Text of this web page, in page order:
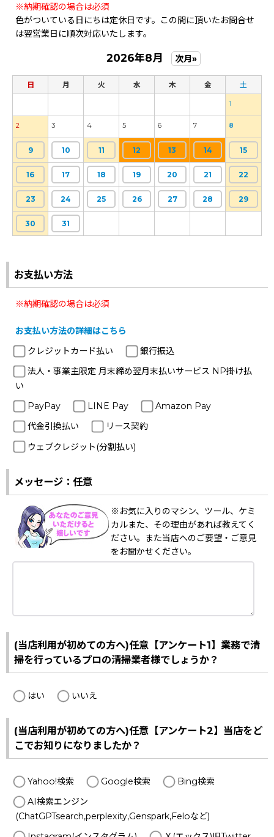
※納期確認の場合は必須
色がついている日にちは定休日です。この間に頂いたお問合せ
は翌営業日に順次対応いたします。
2026年8月 次月»
日 月 火 水 木 金 土
1
2 3 4 5 6 7 8
9 10 11 12 13 14 15
16 17 18 19 20 21 22
23 24 25 26 27 28 29
30 31
お支払い方法
※納期確認の場合は必須
お支払い方法の詳細はこちら
クレジットカード払い
銀行振込
法人・事業主限定 月末締め翌月末払いサービス NP掛け払
い
PayPay
LINE Pay
Amazon Pay
代金引換払い
リース契約
ウェブクレジット(分割払い)
メッセージ：任意
※お気に入りのマシン、ツール、ケミ
カルまた、その理由があれば教えてく
ださい。また当店へのご要望・ご意見
をお聞かせください。
(当店利用が初めての方へ)任意【アンケート1】業務で清
掃を行っているプロの清掃業者様でしょうか？
はい いいえ
(当店利用が初めての方へ)任意【アンケート2】当店をど
こでお知りになりましたか？
Yahoo!検索 Google検索
Bing検索
AI検索エンジン
(ChatGPTsearch,perplexity,Genspark,Feloなど)